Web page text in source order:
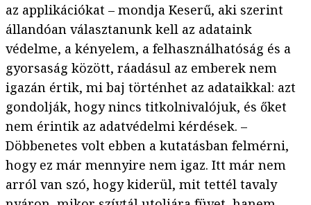
az applikációkat – mondja Keserű, aki szerint
állandóan választanunk kell az adataink
védelme, a kényelem, a felhasználhatóság és a
gyorsaság között, ráadásul az emberek nem
igazán értik, mi baj történhet az adataikkal: azt
gondolják, hogy nincs titkolnivalójuk, és őket
nem érintik az adatvédelmi kérdések. –
Döbbenetes volt ebben a kutatásban felmérni,
hogy ez már mennyire nem igaz. Itt már nem
arról van szó, hogy kiderül, mit tettél tavaly